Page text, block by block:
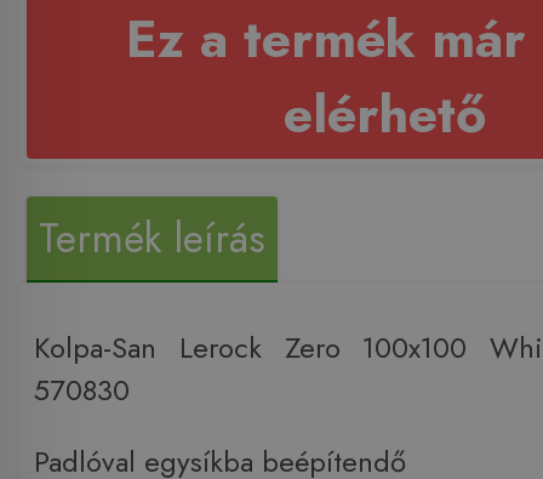
Ez a termék már
elérhető
Termék leírás
Kolpa-San Lerock Zero 100x100
570830
Padlóval egysíkba beépítendő